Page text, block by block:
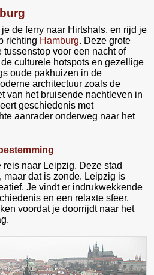
de ferry naar Hirtshals, en rijd je
richting Hamburg. Deze grote
tussenstop voor een nacht of
culturele hotspots en gezellige
oude pakhuizen in de
architectuur zoals de
van het bruisende nachtleven in
geschiedenis met
aanrader onderweg naar het
naar Leipzig. Deze stad
dat is zonde. Leipzig is
Je vindt er indrukwekkende
en een relaxte sfeer.
voordat je doorrijdt naar het